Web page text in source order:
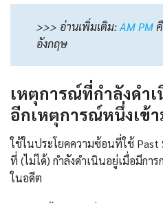
>>> อ่านเพิ่มเติม:AM PM
อังกฤษ
เหตุการณ์ที่กำลังดำ
อีกเหตุการณ์หนึ่งเข้
ใช้ในประโยคความซ้อนที่ใช้ Past
ที่ (ไม่ได้) กำลังดำเนินอยู่เมื่อมีกา
ในอดีต